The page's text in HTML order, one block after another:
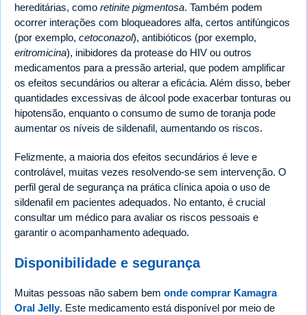
hereditárias, como retinite pigmentosa. Também podem
ocorrer interações com bloqueadores alfa, certos antifúngicos
(por exemplo, cetoconazol), antibióticos (por exemplo,
eritromicina), inibidores da protease do HIV ou outros
medicamentos para a pressão arterial, que podem amplificar
os efeitos secundários ou alterar a eficácia. Além disso, beber
quantidades excessivas de álcool pode exacerbar tonturas ou
hipotensão, enquanto o consumo de sumo de toranja pode
aumentar os níveis de sildenafil, aumentando os riscos.
Felizmente, a maioria dos efeitos secundários é leve e
controlável, muitas vezes resolvendo-se sem intervenção. O
perfil geral de segurança na prática clínica apoia o uso de
sildenafil em pacientes adequados. No entanto, é crucial
consultar um médico para avaliar os riscos pessoais e
garantir o acompanhamento adequado.
Disponibilidade e segurança
Muitas pessoas não sabem bem onde comprar Kamagra
Oral Jelly. Este medicamento está disponível por meio de